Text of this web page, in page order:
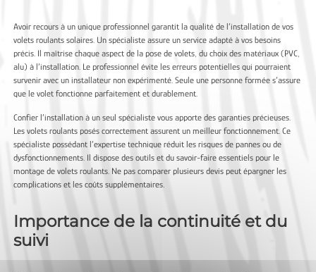
Avoir recours à un unique professionnel garantit la qualité de l’installation de vos
volets roulants solaires. Un spécialiste assure un service adapté à vos besoins
précis. Il maîtrise chaque aspect de la pose de volets, du choix des matériaux (PVC,
alu) à l’installation. Le professionnel évite les erreurs potentielles qui pourraient
survenir avec un installateur non expérimenté. Seule une personne formée s’assure
que le volet fonctionne parfaitement et durablement.
Confier l’installation à un seul spécialiste vous apporte des garanties précieuses.
Les volets roulants posés correctement assurent un meilleur fonctionnement. Ce
spécialiste possédant l’expertise technique réduit les risques de pannes ou de
dysfonctionnements. Il dispose des outils et du savoir-faire essentiels pour le
montage de volets roulants. Ne pas comparer plusieurs devis peut épargner les
complications et les coûts supplémentaires.
Importance de la continuité et du
suivi